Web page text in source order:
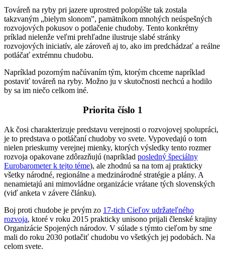
Továreň na ryby pri jazere uprostred polopúšte tak zostala
takzvaným „bielym slonom”, pamätníkom mnohých neúspešných
rozvojových pokusov o potlačenie chudoby. Tento konkrétny
príklad nielenže veľmi prehľadne ilustruje slabé stránky
rozvojových iniciatív, ale zároveň aj to, ako im predchádzať a reálne
potláčať extrémnu chudobu.
Napríklad pozorným načúvaním tým, ktorým chceme napríklad
postaviť továreň na ryby. Možno ju v skutočnosti nechcú a hodilo
by sa im niečo celkom iné.
Priorita číslo 1
Ak čosi charakterizuje predstavu verejnosti o rozvojovej spolupráci,
je to predstava o potláčaní chudoby vo svete. Vypovedajú o tom
nielen prieskumy verejnej mienky, ktorých výsledky tento rozmer
rozvoja opakovane zdôrazňujú (napríklad posledný špeciálny
Eurobarometer k tejto téme), ale zhodnú sa na tom aj prakticky
všetky národné, regionálne a medzinárodné stratégie a plány. A
nenamietajú ani mimovládne organizácie vrátane tých slovenských
(viď anketa v závere článku).
Boj proti chudobe je prvým zo 17-tich Cieľov udržateľného
rozvoja, ktoré v roku 2015 prakticky unisono prijali členské krajiny
Organizácie Spojených národov. V súlade s týmto cieľom by sme
mali do roku 2030 potlačiť chudobu vo všetkých jej podobách. Na
celom svete.